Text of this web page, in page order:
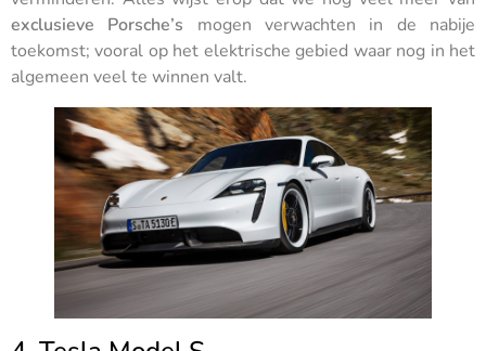
exclusieve Porsche’s mogen verwachten in de nabije
toekomst; vooral op het elektrische gebied waar nog in het
algemeen veel te winnen valt.